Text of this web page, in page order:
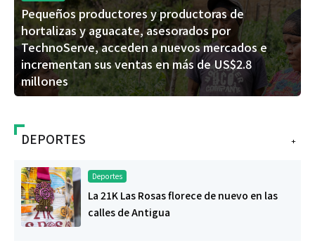
Pequeños productores y productoras de
hortalizas y aguacate, asesorados por
TechnoServe, acceden a nuevos mercados e
incrementan sus ventas en más de US$2.8
millones
+
DEPORTES
Deportes
La 21K Las Rosas florece de nuevo en las
calles de Antigua